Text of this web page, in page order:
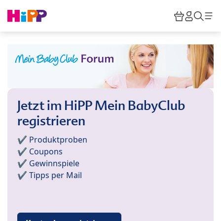
HiPP
Jetzt im HiPP Mein BabyClub
registrieren
✔️ Produktproben
✔️ Coupons
✔️ Gewinnspiele
✔️ Tipps per Mail